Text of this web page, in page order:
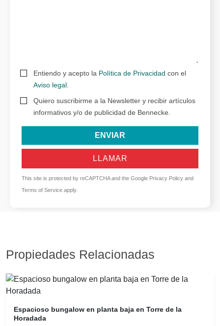
Entiendo y acepto la Política de Privacidad con el
Aviso legal
Quiero suscribirme a la Newsletter y recibir artículos
informativos y/o de publicidad de Bennecke.
ENVIAR
LLAMAR
This site is protected by reCAPTCHA and the Google Privacy Policy and
Terms of Service apply.
Propiedades Relacionadas
Espacioso bungalow en planta baja en Torre de la
Horadada